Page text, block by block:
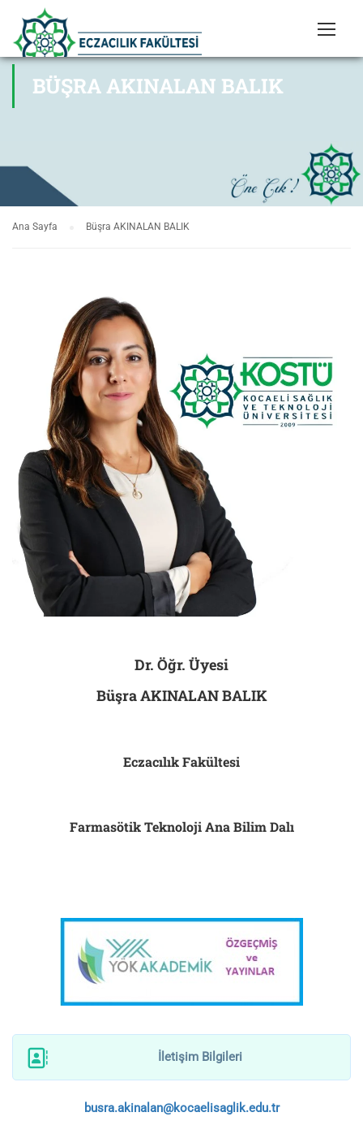
BÜŞRA AKINALAN BALIK
Ana Sayfa Büşra AKINALAN BALIK
Dr. Öğr. Üyesi
Büşra AKINALAN BALIK
Eczacılık Fakültesi
Farmasötik Teknoloji Ana Bilim Dalı
İletişim Bilgileri
busra.akinalan@kocaelisaglik.edu.tr